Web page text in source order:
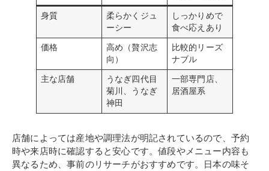
身質
柔らかくジュ
ーシー
しっかりめで
食べ応えあり
価格
高め（贅沢志
向）
比較的リーズ
ナブル
主な店舗
うなぎ四代目
菊川、うなぎ
神田
一部専門店、
居酒屋系
店舗によっては産地や調理法が明記されているので、予約
時や来店時に確認すると安心です。値段やメニュー内容も
異なるため、事前のリサーチがおすすめです。日本の味そ